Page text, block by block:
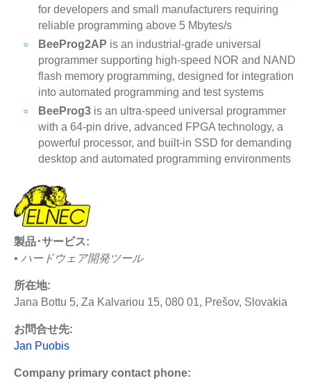
for developers and small manufacturers requiring
reliable programming above 5 Mbytes/s
BeeProg2AP is an industrial-grade universal
programmer supporting high-speed NOR and NAND
flash memory programming, designed for integration
into automated programming and test systems
BeeProg3is an ultra-speed universal programmer
with a 64-pin drive, advanced FPGA technology, a
powerful processor, and built-in SSD for demanding
desktop and automated programming environments
製品･サービス:
• ハードウェア開発ツール
所在地:
Jana Bottu 5, Za Kalvariou 15, 080 01, Prešov, Slovakia
お問合せ先:
Jan Puobis
Company primary contact phone: